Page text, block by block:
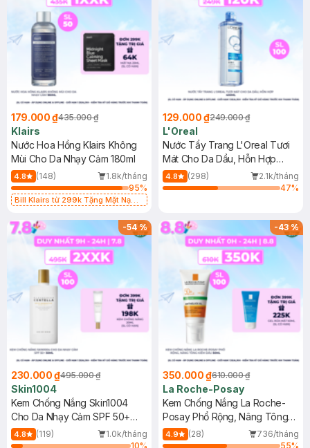
179.000 ₫435.000 ₫
Klairs
Nước Hoa Hồng Klairs Không
Mùi Cho Da Nhạy Cảm 180ml
4.8 (148)
1.8k/tháng
95%
Bill Klairs từ 299k Tặng Mặt Nạ
25ml (SL Có Hạn)
129.000 ₫249.000 ₫
L'Oreal
Nước Tẩy Trang L'Oreal Tươi
Mát Cho Da Dầu, Hỗn Hợp
400ml
4.8 (298)
2.1k/tháng
47%
-54%
230.000 ₫495.000 ₫
Skin1004
Kem Chống Nắng Skin1004
Cho Da Nhạy Cảm SPF 50+
50ml
4.8 (119)
1.0k/tháng
10%
-43%
350.000 ₫610.000 ₫
La Roche-Posay
Kem Chống Nắng La Roche-
Posay Phổ Rộng, Nâng Tông
Kiềm Dầu 50ml
4.9 (28)
736/tháng
55%